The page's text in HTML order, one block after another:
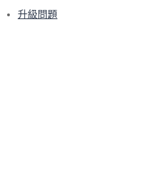
升級問題